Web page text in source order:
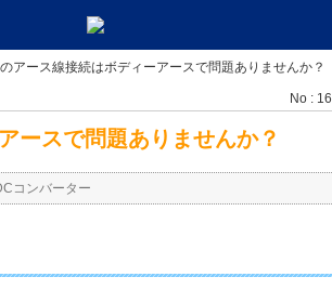
アース線接続はボディーアースで問題ありませんか？
No :
ースで問題ありませんか？
コンバーター